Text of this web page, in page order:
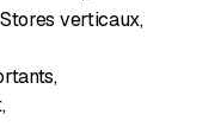
Stores verticaux,
,
,